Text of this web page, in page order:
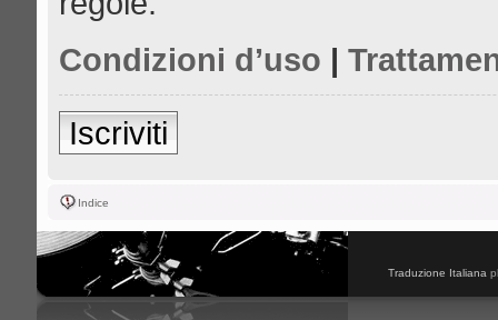
Condizioni d’uso |
Iscriviti
Indice
Traduzione Italiana